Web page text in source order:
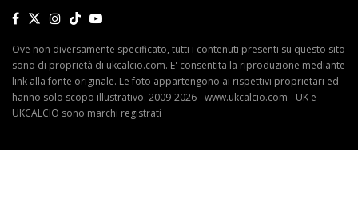
Ove non diversamente specificato, tutti i contenuti presenti su questo sito
sono di proprietà di ukcalcio.com. E' consentita la riproduzione mediante
link alla fonte originale. Le foto appartengono ai rispettivi proprietari ed
hanno solo scopo illustrativo. 2009-2026 - www.ukcalcio.com - UK e
UKCALCIO sono marchi registrati